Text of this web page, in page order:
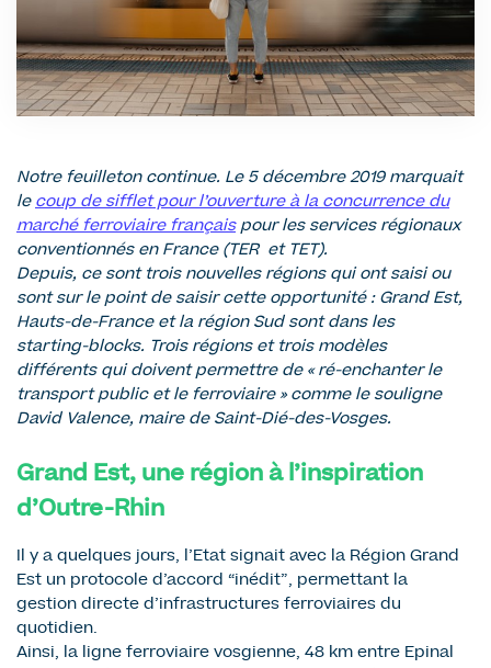
Notre feuilleton continue. Le 5 décembre 2019 marquait
le coup de sifflet pour l’ouverture à la concurrence du
marché ferroviaire françaispour les services régionaux
conventionnés en France (TER et TET).
Depuis, ce sont trois nouvelles régions qui ont saisi ou
sont sur le point de saisir cette opportunité : Grand Est,
Hauts-de-France et la région Sud sont dans les
starting-blocks. Trois régions et trois modèles
différents qui doivent permettre de « ré-enchanter le
transport public et le ferroviaire » comme le souligne
David Valence, maire de Saint-Dié-des-Vosges.
Grand Est, une région à l’inspiration
d’Outre-Rhin
Il y a quelques jours, l’Etat signait avec la Région Grand
Est un protocole d’accord “inédit”, permettant la
gestion directe d’infrastructures ferroviaires du
quotidien.
Ainsi, la ligne ferroviaire vosgienne, 48 km entre Epinal